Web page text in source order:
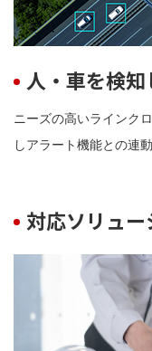
人・車を検
ニーズの高いラインク
しアラート機能との連
対応ソリュー